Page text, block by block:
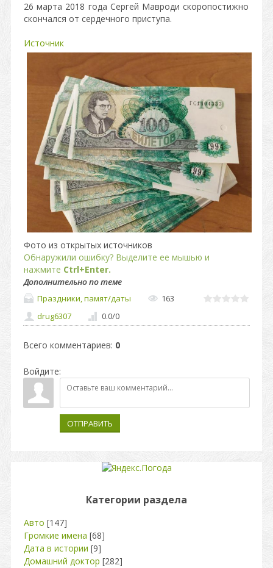
26 марта 2018 года Сергей Мавроди скоропостижно
скончался от сердечного приступа.
Источник
Фото из открытых источников
Обнаружили ошибку? Выделите ее мышью и
нажмите Ctrl+Enter.
Дополнительно по теме
Праздники, памят/даты
163
drug6307
0.0/0
Всего комментариев: 0
Войдите:
ОТПРАВИТЬ
Категории раздела
Авто [147]
Громкие имена [68]
Дата в истории [9]
Домашний доктор [282]